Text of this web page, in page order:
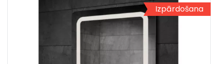
Izpārdošana